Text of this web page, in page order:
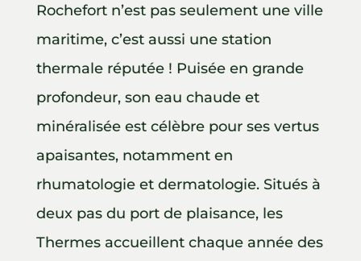
Rochefort n’est pas seulement une ville
maritime, c’est aussi une station
thermale réputée ! Puisée en grande
profondeur, son eau chaude et
minéralisée est célèbre pour ses vertus
apaisantes, notamment en
rhumatologie et dermatologie. Situés à
deux pas du port de plaisance, les
Thermes accueillent chaque année des